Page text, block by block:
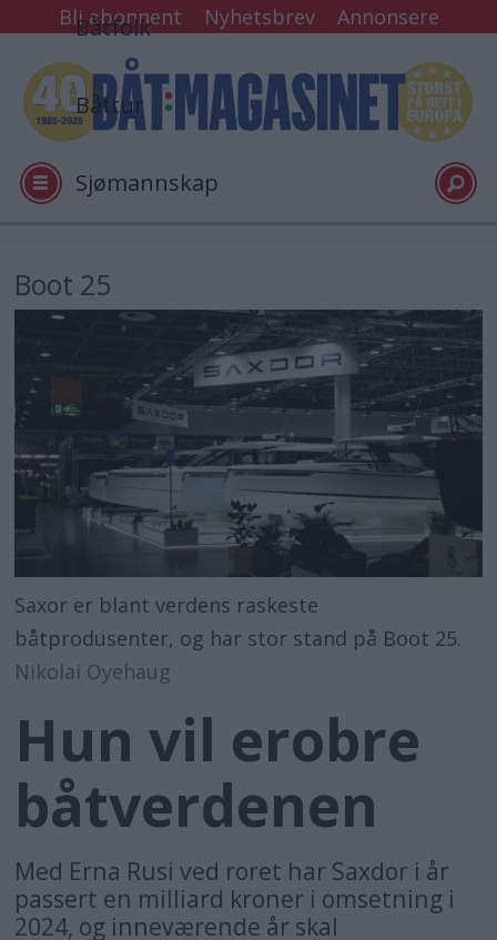
Bli abonnent Nyhetsbrev Annonsere
Båtfolk
Båttur
Sjømannskap
Video
Logg inn
Boot 25
Saxor er blant verdens raskeste
båtprodusenter, og har stor stand på Boot 25.
Nikolai Oyehaug
Hun vil erobre
båtverdenen
Med Erna Rusi ved roret har Saxdor i år
passert en milliard kroner i omsetning i
2024, og inneværende år skal